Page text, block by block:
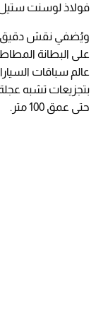
فولاذ لوسنت
ويُضفي نقش دقيق
على البطانة
عالم سباقات
بتجزيعات تشبه
حتى عمق 100 متر.